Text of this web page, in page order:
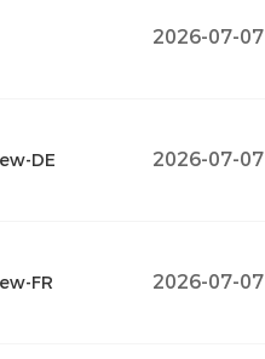
2026-07-07
DE 2026-07-07
FR 2026-07-07